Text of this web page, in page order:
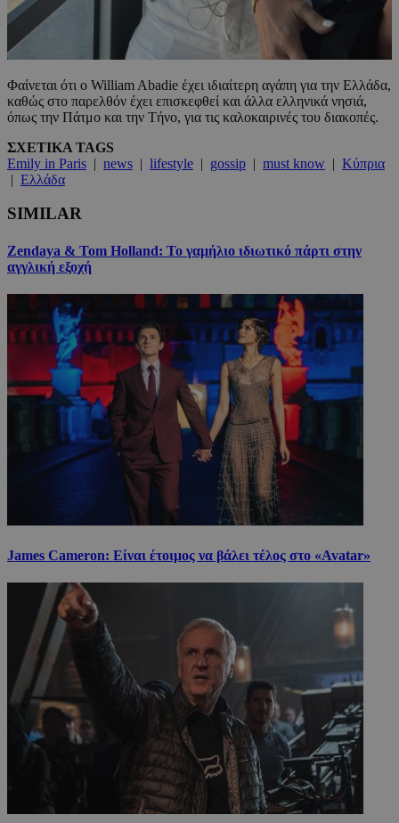
Φαίνεται ότι ο William Abadie έχει ιδιαίτερη αγάπη για την Ελλάδα,
καθώς στο παρελθόν έχει επισκεφθεί και άλλα ελληνικά νησιά,
όπως την Πάτμο και την Τήνο, για τις καλοκαιρινές του διακοπές.
ΣΧΕΤΙΚΑ TAGS
Emily in Paris | news | lifestyle | gossip | must know | Κύπρια
| Ελλάδα
SIMILAR
Zendaya & Tom Holland: Το γαμήλιο ιδιωτικό πάρτι στην
αγγλική εξοχή
James Cameron: Είναι έτοιμος να βάλει τέλος στο «Avatar»